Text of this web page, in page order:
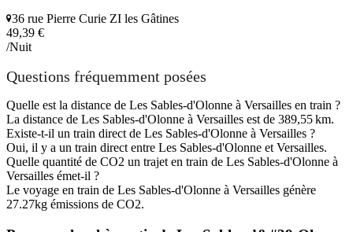
36 rue Pierre Curie ZI les Gâtines
49,39 €
/Nuit
Questions fréquemment posées
Quelle est la distance de Les Sables-d'Olonne à Versailles en train ?
La distance de Les Sables-d'Olonne à Versailles est de 389,55 km.
Existe-t-il un train direct de Les Sables-d'Olonne à Versailles ?
Oui, il y a un train direct entre Les Sables-d'Olonne et Versailles.
Quelle quantité de CO2 un trajet en train de Les Sables-d'Olonne à
Versailles émet-il ?
Le voyage en train de Les Sables-d'Olonne à Versailles génère
27.27kg émissions de CO2.